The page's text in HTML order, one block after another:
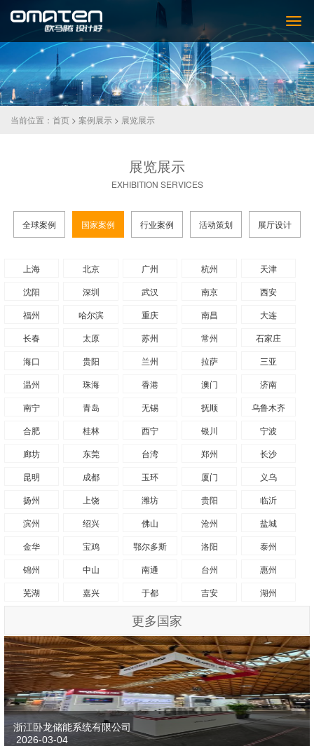
当前位置： 首页 > 案例展示 > 展览展示
展览展示
EXHIBITION SERVICES
全球案例 国家案例 行业案例 活动策划 展厅设计
上海 北京 广州 杭州
天津
沈阳
深圳 武汉 南京
西安
福州
哈尔滨 重庆 南昌
大连
长春
太原 苏州 常州
石家庄
海口
贵阳 兰州 拉萨
三亚
温州
珠海 香港 澳门
济南
南宁
青岛 无锡 抚顺
乌鲁木齐
合肥
桂林 西宁 银川
宁波
廊坊
东莞 台湾 郑州
长沙
昆明
成都 玉环 厦门
义乌
扬州
上饶 潍坊 贵阳
临沂
滨州
绍兴 佛山 沧州
盐城
金华
宝鸡 鄂尔多斯 洛阳
泰州
锦州
中山 南通 台州
惠州
芜湖
嘉兴 于都 吉安 湖州
更多国家
浙江卧龙储能系统有限公司
2026-03-04